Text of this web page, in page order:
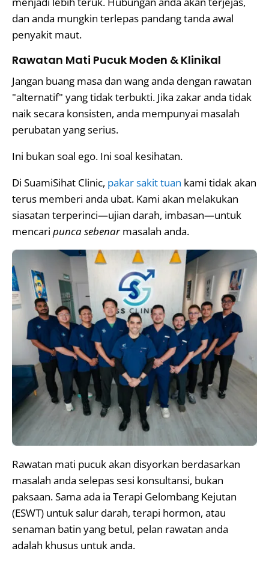
dan anda mungkin terlepas pandang tanda awal
penyakit maut.
Rawatan Mati Pucuk Moden & Klinikal
Jangan buang masa dan wang anda dengan rawatan
"alternatif" yang tidak terbukti. Jika zakar anda tidak
naik secara konsisten, anda mempunyai masalah
perubatan yang serius.
Ini bukan soal ego. Ini soal kesihatan.
Di SuamiSihat Clinic, pakar sakit tuan kami tidak akan
terus memberi anda ubat. Kami akan melakukan
siasatan terperinci—ujian darah, imbasan—untuk
mencari punca sebenarmasalah anda.
Rawatan mati pucuk akan disyorkan berdasarkan
masalah anda selepas sesi konsultansi, bukan
paksaan. Sama ada ia Terapi Gelombang Kejutan
(ESWT) untuk salur darah, terapi hormon, atau
senaman batin yang betul, pelan rawatan anda
adalah khusus untuk anda.